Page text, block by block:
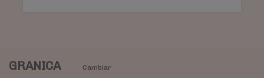
GRANICA Cambiar